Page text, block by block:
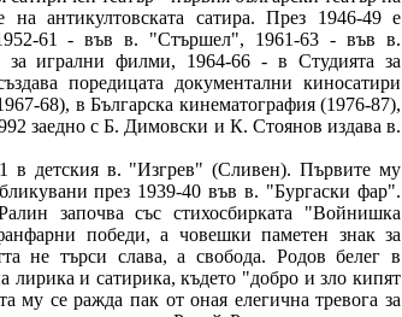
антикултовската сатира. През 1946-49 е
61 - във в. "Стършел", 1961-63 - във в.
игрални филми, 1964-66 - в Студията за
поредицата документални киносатири
68), в Българска кинематография (1976-87),
заедно с Б. Димовски и К. Стоянов издава в.
в детския в. "Изгрев" (Сливен). Първите му
през 1939-40 във в. "Бургаски фар".
започва със стихосбирката "Войнишка
победи, а човешки паметен знак за
не търси слава, а свобода. Родов белег в
лирика и сатирика, където "добро и зло кипят
му се ражда пак от оная елегична тревога за